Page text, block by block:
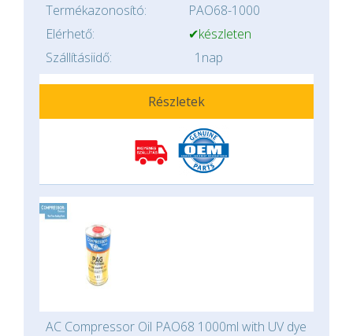
Termékazonosító:
PAO68-1000
Elérhető:
✔készleten
Szállításiidő:
1nap
Részletek
AC Compressor Oil PAO68 1000ml with UV dye